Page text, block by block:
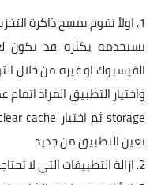
تستخدمه بكثرة قد تكون
الفيسبوك او غيره من خلال
واختيار التطبيق المراد
تعين التطبيق من جديد
2. ازالة التطبيقات التي لا تحتاجها